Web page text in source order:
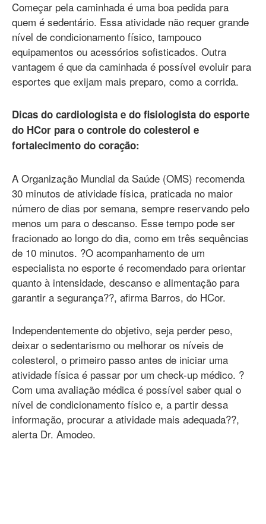
Começar pela caminhada é uma boa pedida para
quem é sedentário. Essa atividade não requer grande
nível de condicionamento físico, tampouco
equipamentos ou acessórios sofisticados. Outra
vantagem é que da caminhada é possível evoluir para
esportes que exijam mais preparo, como a corrida.
Dicas do cardiologista e do fisiologista do esporte
do HCor para o controle do colesterol e
fortalecimento do coração:
A Organização Mundial da Saúde (OMS) recomenda
30 minutos de atividade física, praticada no maior
número de dias por semana, sempre reservando pelo
menos um para o descanso. Esse tempo pode ser
fracionado ao longo do dia, como em três sequências
de 10 minutos. ?O acompanhamento de um
especialista no esporte é recomendado para orientar
quanto à intensidade, descanso e alimentação para
garantir a segurança??, afirma Barros, do HCor.
Independentemente do objetivo, seja perder peso,
deixar o sedentarismo ou melhorar os níveis de
colesterol, o primeiro passo antes de iniciar uma
atividade física é passar por um check-up médico. ?
Com uma avaliação médica é possível saber qual o
nível de condicionamento físico e, a partir dessa
informação, procurar a atividade mais adequada??,
alerta Dr. Amodeo.